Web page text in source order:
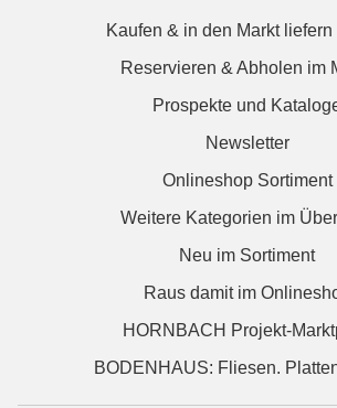
Kaufen & in den Markt liefern
Reservieren & Abholen im
Prospekte und
Newsletter
Onlineshop Sortiment
Weitere Kategorien im
Neu im Sortiment
Raus damit im
HORNBACH Projekt-
BODENHAUS: Fliesen.